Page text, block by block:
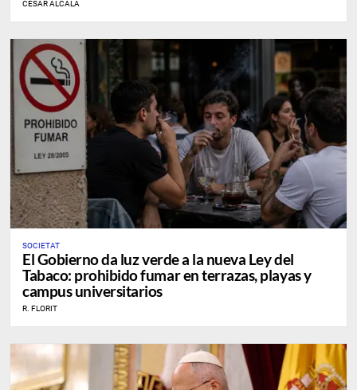
CÉSAR ALCALÁ
SOCIETAT
El Gobierno da luz verde a la nueva Ley del
Tabaco: prohibido fumar en terrazas, playas y
campus universitarios
R. FLORIT